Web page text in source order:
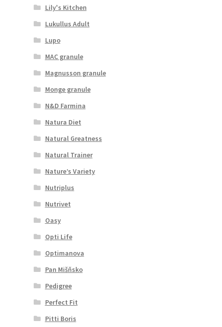
Lily's Kitchen
Lukullus Adult
Lupo
MAC granule
Magnusson granule
Monge granule
N&D Farmina
Natura Diet
Natural Greatness
Natural Trainer
Nature’s Variety
Nutriplus
Nutrivet
Oasy
Opti Life
Optimanova
Pan Mišňsko
Pedigree
Perfect Fit
Pitti Boris